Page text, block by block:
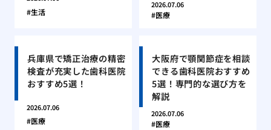
生活
2026.07.06
医療
兵庫県で矯正治療の精密
検査が充実した歯科医院
おすすめ5選！
2026.07.06
医療
大阪府で顎関節症を相談
できる歯科医院おすすめ
5選！専門的な選び方を
解説
2026.07.06
医療